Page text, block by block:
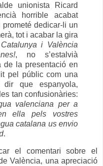
unionista Ricard
horrible acabat
prometé dedicar-li un
tot i acabar la gira
i València
, no s’estalvià
de la presentació en
pel públic com una
que espanyola,
tan confusionàries:
valenciana per a
ella pels vostres
catalana us envio
.
el comentari sobre el
València, una apreciació